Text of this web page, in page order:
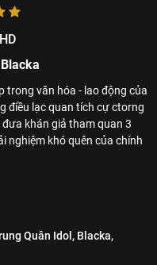
HD
trong văn hóa - lao động của
điều lạc quan tích cự ctorng
khán giả tham quan 3
nghiệm khó quên của chính
Quân Idol, Blacka,